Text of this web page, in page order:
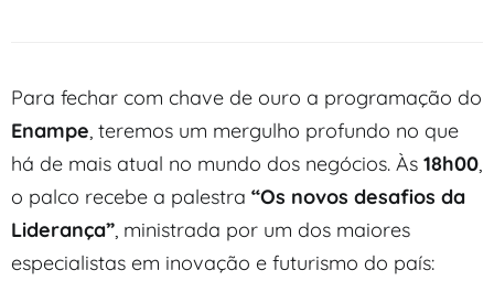
Para fechar com chave de ouro a programação do
Enampe, teremos um mergulho profundo no que
há de mais atual no mundo dos negócios. Às 18h00,
o palco recebe a palestra “Os novos desafios da
Liderança”, ministrada por um dos maiores
especialistas em inovação e futurismo do país: